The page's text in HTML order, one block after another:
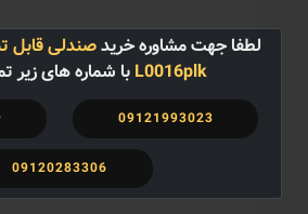
لطفا جهت مشاوره خریدصندلی قابل
L0016plk با شماره های زیر
09121993023
09120283306